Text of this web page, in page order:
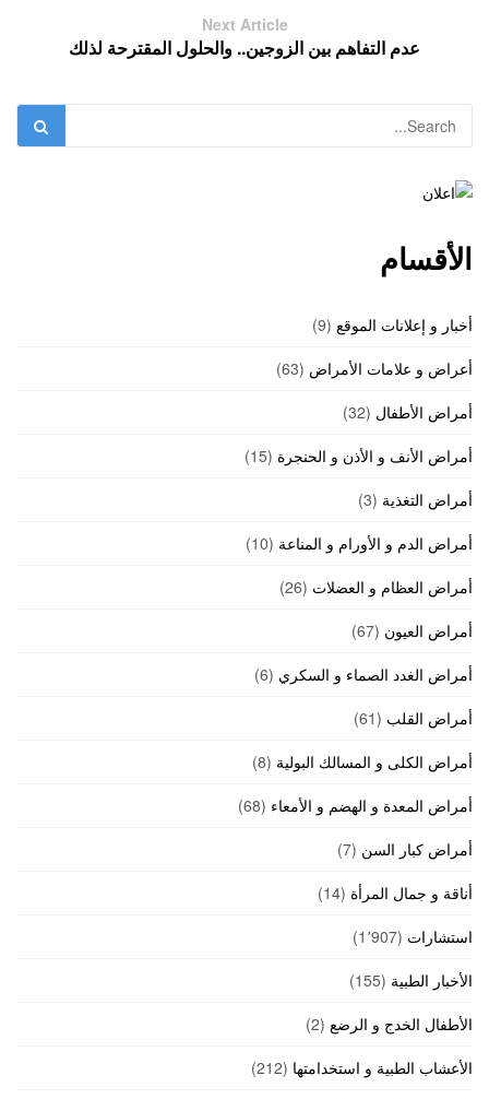
Next Article
عدم التفاهم بين الزوجين.. والحلول المقترحة لذلك
الأقسام
أخبار و إعلانات الموقع (9)
أعراض و علامات الأمراض (63)
أمراض الأطفال (32)
أمراض الأنف و الأذن و الحنجرة (15)
أمراض التغذية (3)
أمراض الدم و الأورام و المناعة (10)
أمراض العظام و العضلات (26)
أمراض العيون (67)
أمراض الغدد الصماء و السكري (6)
أمراض القلب (61)
أمراض الكلى و المسالك البولية (8)
أمراض المعدة و الهضم و الأمعاء (68)
أمراض كبار السن (7)
أناقة و جمال المرأة (14)
استشارات (1٬907)
الأخبار الطبية (155)
الأطفال الخدج و الرضع (2)
الأعشاب الطبية و استخدامتها (212)